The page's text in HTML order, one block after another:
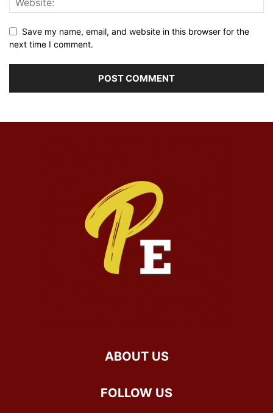
Save my name, email, and website in this browser for the
next time I comment.
ABOUT US
FOLLOW US